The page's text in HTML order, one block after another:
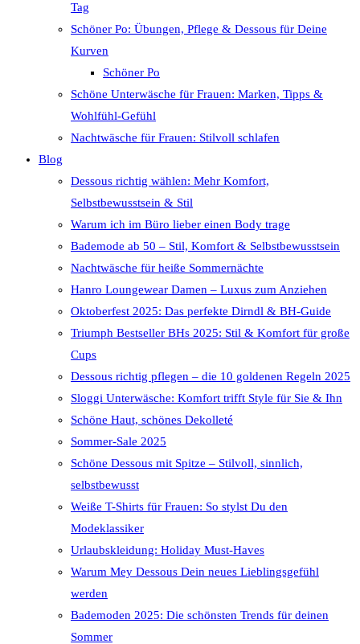
Tag
Schöner Po: Übungen, Pflege & Dessous für Deine
Kurven
Schöner Po
Schöne Unterwäsche für Frauen: Marken, Tipps &
Wohlfühl-Gefühl
Nachtwäsche für Frauen: Stilvoll schlafen
Blog
Dessous richtig wählen: Mehr Komfort,
Selbstbewusstsein & Stil
Warum ich im Büro lieber einen Body trage
Bademode ab 50 – Stil, Komfort & Selbstbewusstsein
Nachtwäsche für heiße Sommernächte
Hanro Loungewear Damen – Luxus zum Anziehen
Oktoberfest 2025: Das perfekte Dirndl & BH-Guide
Triumph Bestseller BHs 2025: Stil & Komfort für große
Cups
Dessous richtig pflegen – die 10 goldenen Regeln 2025
Sloggi Unterwäsche: Komfort trifft Style für Sie & Ihn
Schöne Haut, schönes Dekolleté
Sommer-Sale 2025
Schöne Dessous mit Spitze – Stilvoll, sinnlich,
selbstbewusst
Weiße T-Shirts für Frauen: So stylst Du den
Modeklassiker
Urlaubskleidung: Holiday Must-Haves
Warum Mey Dessous Dein neues Lieblingsgefühl
werden
Bademoden 2025: Die schönsten Trends für deinen
Sommer